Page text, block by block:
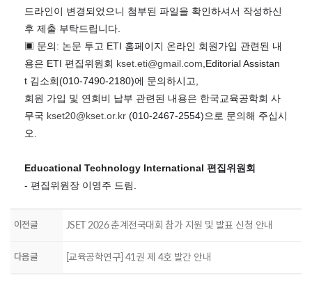
드라인이 변경되었으니 첨부된 파일을 확인하셔서 작성하신
후 제출 부탁드립니다
▣ 문의: 논문 투고 ETI 홈페이지 온라인 회원가입 관련된 내
용은 ETI 편집위원회 kset.eti@gmail.com Editorial Assistan
t 김소희(010-7490-2180)에 문의하시고
회원 가입 및 연회비 납부 관련된 내용은 한국교육공학회 사
무국 kset20@kset.or.kr (010-2467-2554)으로 문의해 주십시
오
Educational Technology International 편집위원회
- 편집위원장 이영주 드림
이전글 JSET 2026 춘계전국대회 참가 지원 및 발표 신청 안내
다음글 [교육공학연구] 41권 제 4호 발간 안내